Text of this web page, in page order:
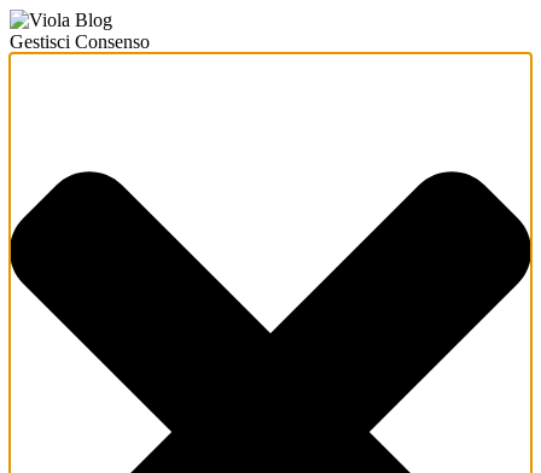
Gestisci Consenso